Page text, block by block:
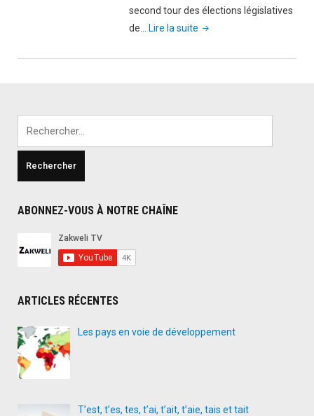
second tour des élections législatives
de…
Lire la suite "Je
Said
immigré
élu
ABONNEZ-VOUS À NOTRE CHAÎNE
ARTICLES RÉCENTES
Les pays en voie de développement
T’est, t’es, tes, t’ai, t’ait, t’aie, tais et tait